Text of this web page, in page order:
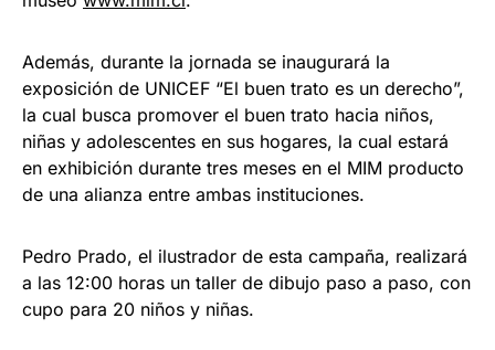
Además, durante la jornada se inaugurará la
exposición de UNICEF “El buen trato es un derecho”,
la cual busca promover el buen trato hacia niños,
niñas y adolescentes en sus hogares, la cual estará
en exhibición durante tres meses en el MIM producto
de una alianza entre ambas instituciones.
Pedro Prado, el ilustrador de esta campaña, realizará
a las 12:00 horas un taller de dibujo paso a paso, con
cupo para 20 niños y niñas.